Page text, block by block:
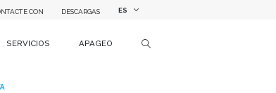
CON DESCARGAS ES
SERVICIOS APAGEO